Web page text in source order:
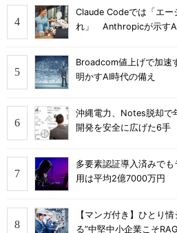
Claude Codeでは「エー
れ」 Anthropicが示す
Broadcom値上げで加
明かすAI時代の備え
沖縄電力、Notes脱却
開発を安全に広げた6手
多要素認証導入済みで
用は平均2億7000万円
【マンガ付き】ひとり
る”中堅中小企業こそ